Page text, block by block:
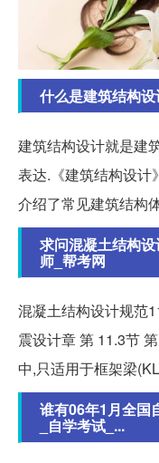
什么是建筑结构
建筑结构设计就是建
表达.《建筑结构设计
介绍了常见建筑结构
求问混凝土结构
师_帮考网
混凝土结构设计规范
震设计章 第 11.3节
中,只适用于框架梁
谁有06年1月全国
_自学考试_...